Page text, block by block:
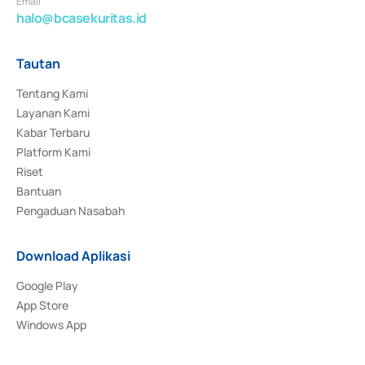
halo@bcasekuritas.id
Tautan
Tentang Kami
Layanan Kami
Kabar Terbaru
Platform Kami
Riset
Bantuan
Pengaduan Nasabah
Download Aplikasi
Google Play
App Store
Windows App